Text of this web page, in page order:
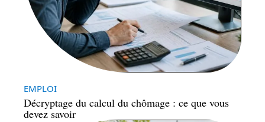
EMPLOI
Décryptage du calcul du chômage : ce que vous
devez savoir